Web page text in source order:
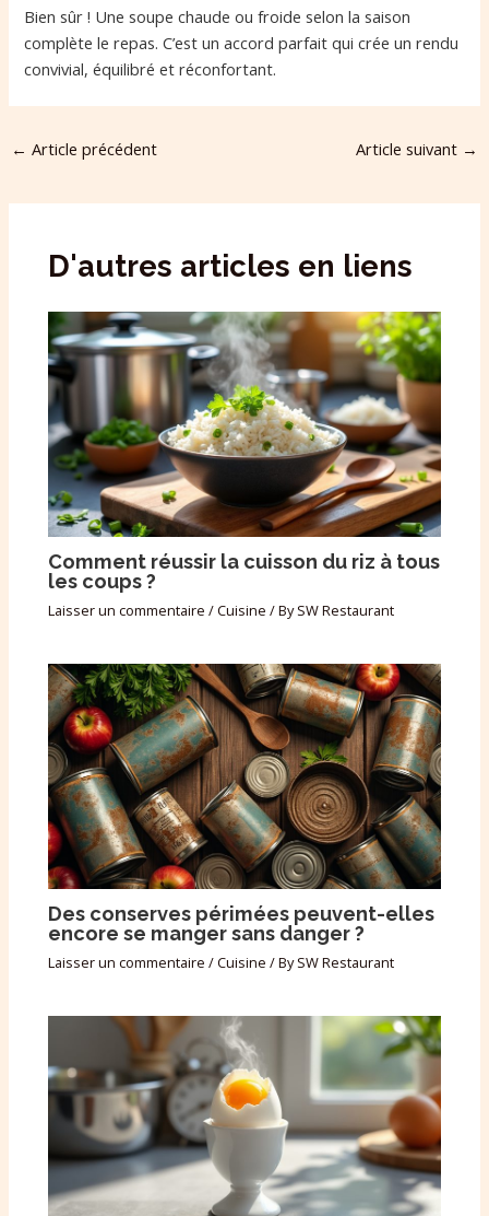
Bien sûr ! Une soupe chaude ou froide selon la saison
complète le repas. C’est un accord parfait qui crée un rendu
convivial, équilibré et réconfortant.
← Article précédent Article suivant →
D'autres articles en liens
Comment réussir la cuisson du riz à tous
les coups ?
Laisser un commentaire /Cuisine / BySW Restaurant
Des conserves périmées peuvent-elles
encore se manger sans danger ?
Laisser un commentaire /Cuisine / BySW Restaurant